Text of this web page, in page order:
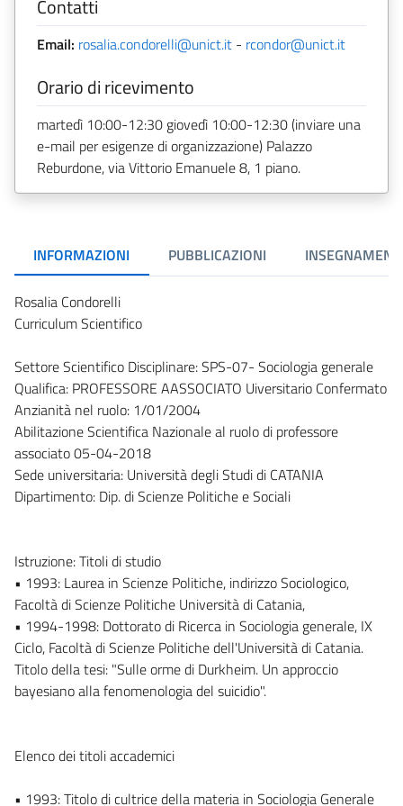
Contatti
Email: rosalia.condorelli@unict.it - rcondor@unict.it
Orario di ricevimento
martedì 10:00-12:30 giovedì 10:00-12:30 (inviare una
e-mail per esigenze di organizzazione) Palazzo
Reburdone, via Vittorio Emanuele 8, 1 piano.
INFORMAZIONI PUBBLICAZIONI INSEGNAMENTI
Rosalia Condorelli
Curriculum Scientifico
Settore Scientifico Disciplinare: SPS-07- Sociologia generale
Qualifica: PROFESSORE AASSOCIATO Uiversitario Confermato
Anzianità nel ruolo: 1/01/2004
Abilitazione Scientifica Nazionale al ruolo di professore
associato 05-04-2018
Sede universitaria: Università degli Studi di CATANIA
Dipartimento: Dip. di Scienze Politiche e Sociali
Istruzione: Titoli di studio
• 1993: Laurea in Scienze Politiche, indirizzo Sociologico,
Facoltà di Scienze Politiche Università di Catania,
• 1994-1998: Dottorato di Ricerca in Sociologia generale, IX
Ciclo, Facoltà di Scienze Politiche dell'Università di Catania.
Titolo della tesi: "Sulle orme di Durkheim. Un approccio
bayesiano alla fenomenologia del suicidio".
Elenco dei titoli accademici
• 1993: Titolo di cultrice della materia in Sociologia Generale